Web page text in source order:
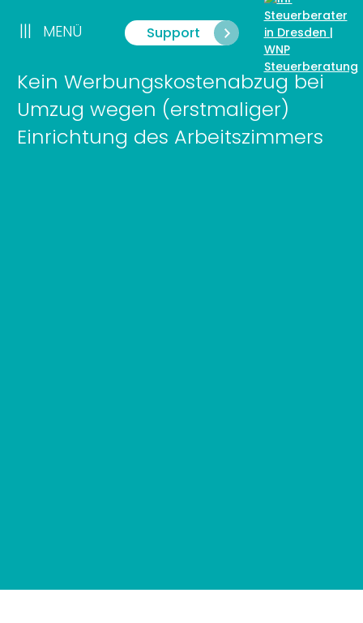
Inhalt
springen
Support
||| MENÜ
Kein Werbungskostenabzug bei
Umzug wegen (erstmaliger)
Einrichtung des Arbeitszimmers